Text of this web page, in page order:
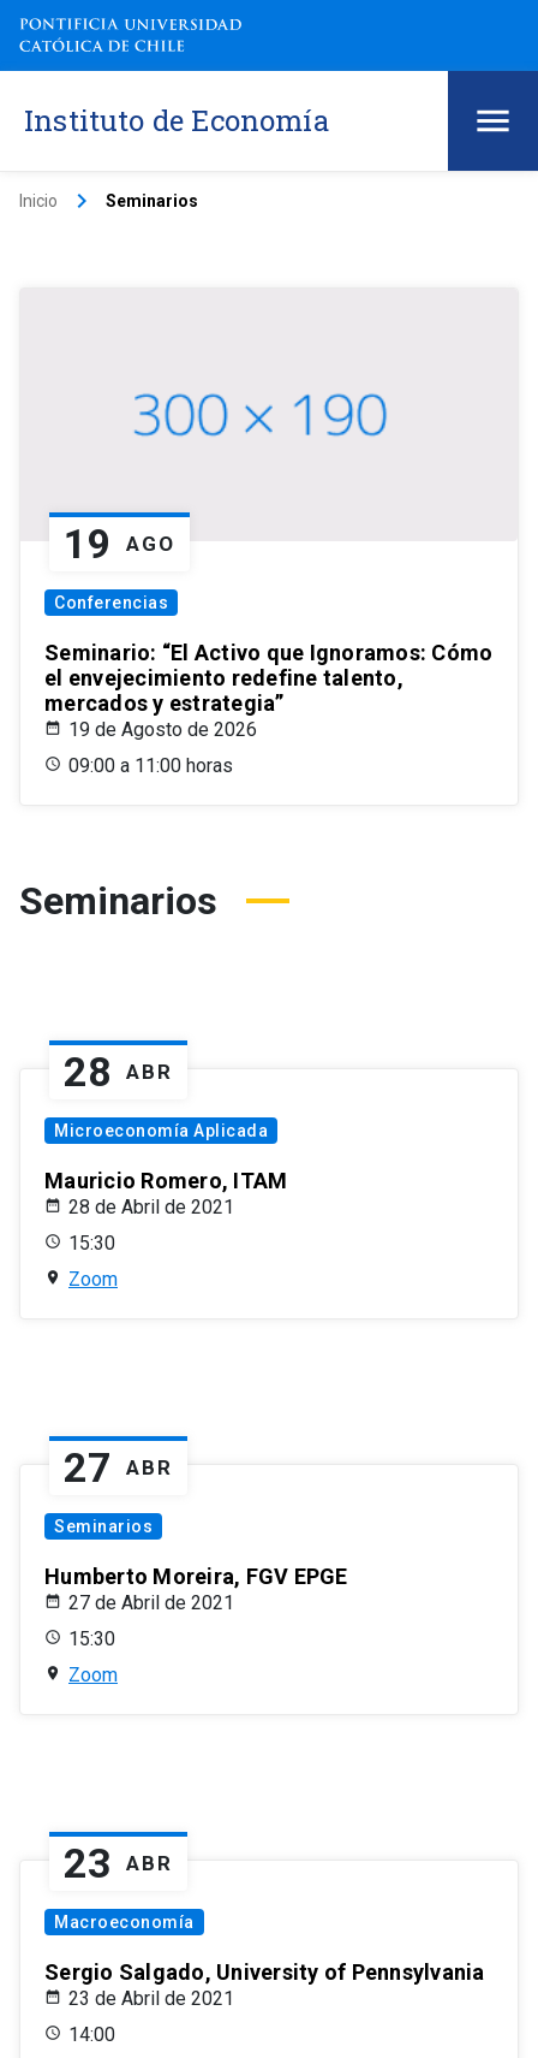
Instituto de Economía
Inicio keyboard_arrow_right Seminarios
19 AGO
Conferencias
Seminario: “El Activo que Ignoramos: Cómo
el envejecimiento redefine talento,
mercados y estrategia”
19 de Agosto de 2026
09:00 a 11:00 horas
Seminarios
28 ABR
Microeconomía Aplicada
Mauricio Romero, ITAM
28 de Abril de 2021
15:30
Zoom
27 ABR
Seminarios
Humberto Moreira, FGV EPGE
27 de Abril de 2021
15:30
Zoom
23 ABR
Macroeconomía
Sergio Salgado, University of Pennsylvania
23 de Abril de 2021
14:00